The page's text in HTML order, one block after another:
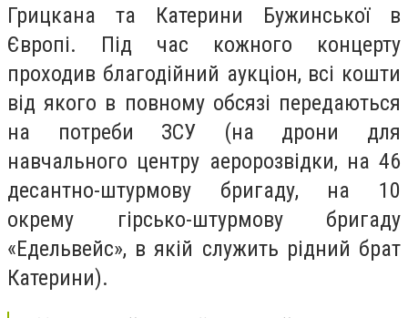
Грицкана та Катерини Бужинської в
Європі. Під час кожного концерту
проходив благодійний аукціон, всі кошти
від якого в повному обсязі передаються
на потреби ЗСУ (на дрони для
навчального центру аеророзвідки, на 46
десантно-штурмову бригаду, на 10
окрему гірсько-штурмову бригаду
«Едельвейс», в якій служить рідний брат
Катерини).